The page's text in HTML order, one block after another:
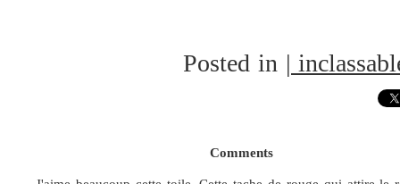
Posted in |
Comments